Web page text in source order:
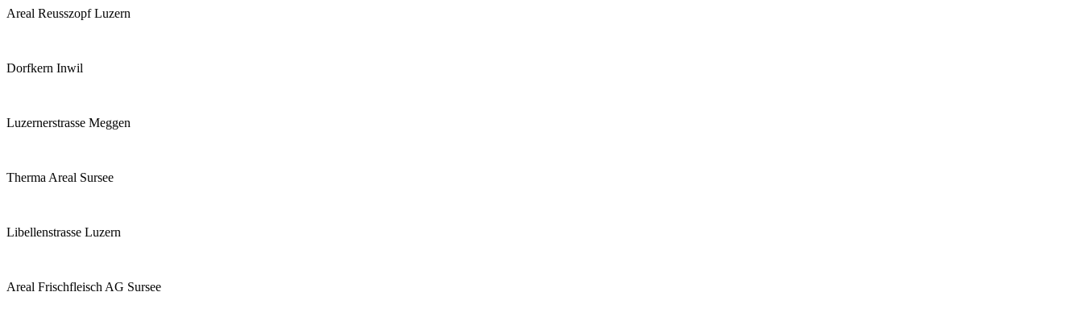
Areal Reusszopf Luzern
Dorfkern Inwil
Luzernerstrasse Meggen
Therma Areal Sursee
Libellenstrasse Luzern
Areal Frischfleisch AG Sursee